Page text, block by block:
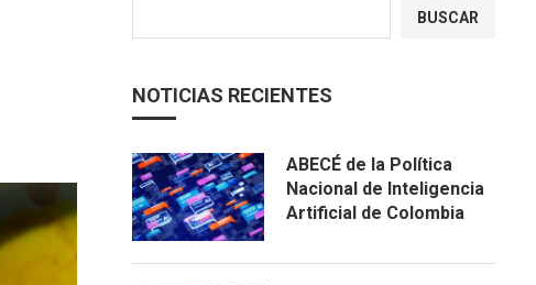
BUSCAR
NOTICIAS RECIENTES
ABECÉ de la Política
Nacional de Inteligencia
Artificial de Colombia